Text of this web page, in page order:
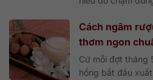
Cách ngâm
thơm ngon
Cứ mỗi đợt tháng
hồng bắt đầu